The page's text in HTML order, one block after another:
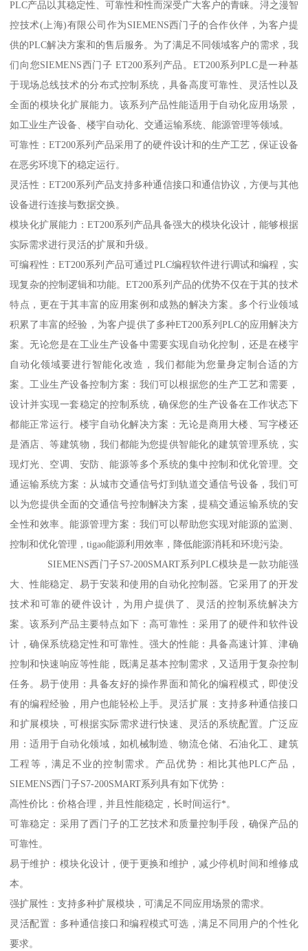
PLC产品以其稳定性、可靠性和性而深受广大客户的青睐。浔之漫智
控技术(上海)有限公司作为SIEMENS西门子的合作伙伴，为客户提
供的PLC解决方案和的售后服务。为了满足不同领域客户的需求，我
们向您SIEMENS西门子 ET200系列产品。ET200系列PLC是一种基
于现场总线技术的分布式控制系统，具备高度可靠性、灵活性以及
全面的模块化扩展能力。该系列产品性能适用于自动化应用场景，
如工业生产设备、楼宇自动化、交通运输系统、能源管理等领域。
可靠性：ET200系列产品采用了的硬件设计和的生产工艺，保证设备
在恶劣环境下的稳定运行。
灵活性：ET200系列产品支持多种通信接口和通信协议，方便与其他
设备进行连接与数据交换。
模块化扩展能力：ET200系列产品具备强大的模块化设计，能够根据
实际需求进行灵活的扩展和升级。
可编程性：ET200系列产品可通过PLC编程软件进行调试和编程，实
现复杂的控制逻辑和功能。ET200系列产品的优势不仅在于其的技术
特点，更在于其丰富的应用案例和成熟的解决方案。多个行业领域
积累了丰富的经验，为客户提供了多种ET200系列PLC的应用解决方
案。无论您是在工业生产设备中需要实现自动化控制，还是在楼宇
自动化领域要进行智能化改造，我们都能为您量身定制合适的方
案。工业生产设备控制方案：我们可以根据您的生产工艺和需要，
设计并实现一套稳定的控制系统，确保您的生产设备在工作状态下
都能正常运行。楼宇自动化解决方案：无论是商用大楼、写字楼还
是酒店、等建筑物，我们都能为您提供智能化的建筑管理系统，实
现灯光、空调、安防、能源等多个系统的集中控制和优化管理。交
通运输系统方案：从城市交通信号灯到轨道交通信号设备，我们可
以为您提供全面的交通信号控制解决方案，提稿交通运输系统的安
全性和效率。能源管理方案：我们可以帮助您实现对能源的监测、
控制和优化管理，tigao能源利用效率，降低能源消耗和环境污染。
SIEMENS西门子S7-200SMART系列PLC模块是一款功能强
大、性能稳定、易于安装和使用的自动化控制器。它采用了的开发
技术和可靠的硬件设计，为用户提供了、灵活的控制系统解决方
案。该系列产品主要特点如下：高可靠性：采用了的硬件和软件设
计，确保系统稳定性和可靠性。强大的性能：具备高速计算、津确
控制和快速响应等性能，既满足基本控制需求，又适用于复杂控制
任务。易于使用：具备友好的操作界面和简化的编程模式，即使没
有的编程经验，用户也能轻松上手。灵活扩展：支持多种通信接口
和扩展模块，可根据实际需求进行快速、灵活的系统配置。广泛应
用：适用于自动化领域，如机械制造、物流仓储、石油化工、建筑
工程等，满足不业的控制需求。产品优势：相比其他PLC产品，
SIEMENS西门子S7-200SMART系列具有如下优势：
高性价比：价格合理，并且性能稳定，长时间运行*。
可靠稳定：采用了西门子的工艺技术和质量控制手段，确保产品的
可靠性。
易于维护：模块化设计，便于更换和维护，减少停机时间和维修成
本。
强扩展性：支持多种扩展模块，可满足不同应用场景的需求。
灵活配置：多种通信接口和编程模式可选，满足不同用户的个性化
要求。